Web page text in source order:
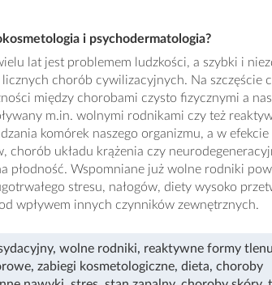
i psychodermatologia?
lat jest problemem ludzkości, a szybki i
chorób cywilizacyjnych. Na szczęście
między chorobami czysto fizycznymi a
m.in. wolnymi rodnikami czy też
komórek naszego organizmu, a w
chorób układu krążenia czy
płodność. Wspomniane już wolne rodniki
stresu, nałogów, diety wysoko
wpływem innych czynników zewnętrznych.
, wolne rodniki, reaktywne formy tlenu
, zabiegi kosmetologiczne, dieta, choroby